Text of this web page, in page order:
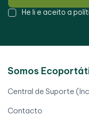
He li e aceito a
Somos
Central de Suporte
Contacto